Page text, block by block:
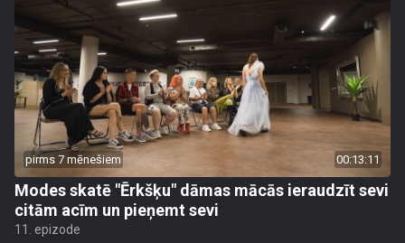
pirms 7 mēnešiem 00:13:11
Modes skatē "Ērkšķu" dāmas mācās ieraudzīt sevi
citām acīm un pieņemt sevi
11. epizode